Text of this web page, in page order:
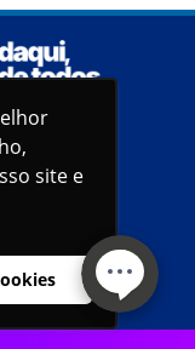
site e
site e